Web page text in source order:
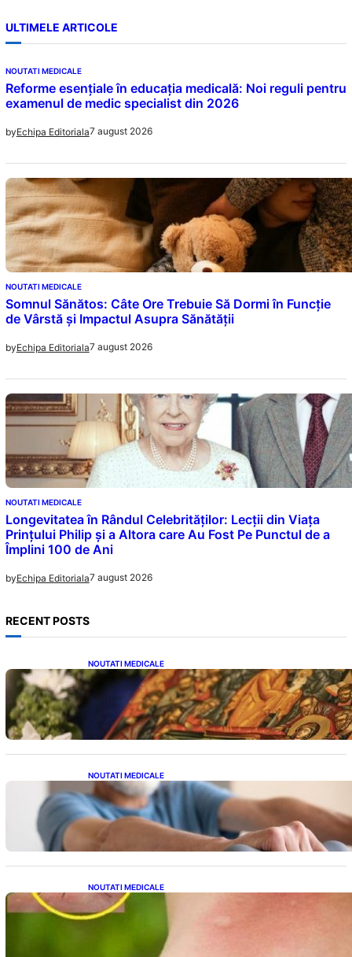
ULTIMELE ARTICOLE
NOUTATI MEDICALE
Reforme esențiale în educația medicală: Noi reguli pentru
examenul de medic specialist din 2026
byEchipa Editoriala7 august 2026
NOUTATI MEDICALE
Somnul Sănătos: Câte Ore Trebuie Să Dormi în Funcție
de Vârstă și Impactul Asupra Sănătății
byEchipa Editoriala7 august 2026
NOUTATI MEDICALE
Longevitatea în Rândul Celebrităților: Lecții din Viața
Prințului Philip și a Altora care Au Fost Pe Punctul de a
Împlini 100 de Ani
byEchipa Editoriala7 august 2026
RECENT POSTS
NOUTATI MEDICALE
Postul Adormirii Maicii Domnului: Tradiții,
Superstiții și Implicații Spiritualitate în 2026
NOUTATI MEDICALE
Îmbunătățirea sănătății cardiovasculare:
Patru exerciții simple pentru reducerea
tensiunii arteriale la domiciliu
NOUTATI MEDICALE
Cum bacteriile pielii influențează atracția
țânțarilor: O nouă viziune asupra alegerii